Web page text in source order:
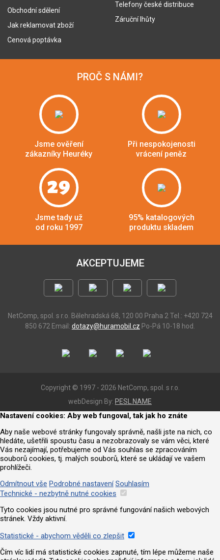
Obchodní sdělení
Jak reklamovat zboží
Cenová poptávka
Telefony české distribuce
Záruční lhůty
PROČ S NÁMI?
Jsme ověření
zákazníky Heuréky
Při nespokojenosti
vrácení peněz
29
Jsme tady už
od roku 1997
95% katalogových
produktu skladem
AKCEPTUJEME
NetComp, spol. s r.o. Bělehradská 68, 120 00 Praha 2 Tel.: +420 724
850 672 Email: dotazy@huramobil.cz Po-Pá 10-18 hod.
Copyright © 1997 - 2026 NetComp, spol. s r.o.
webDesign By: PESL.NAME
Nastavení cookies: Aby web fungoval, tak jak ho znáte
Aby naše webové stránky fungovaly správně, našli jste na nich, co
hledáte, ušetřili spoustu času a nezobrazovaly se vám věci, které
Vás nezajímají, potřebujeme od Vás souhlas se zpracováním
souborů cookies, tj. malých souborů, které se ukládají ve vašem
prohlížeči.
Odmítnout vše Podrobné nastavení Souhlasím
Technické - nezbytně nutné cookies
Tyto cookies jsou nutné pro správné fungování našich webových
stránek. Vždy aktivní.
Statistické - abychom věděli co zlepšit
Čím víc lidí má statistické cookies zapnuté, tím lépe můžeme naše